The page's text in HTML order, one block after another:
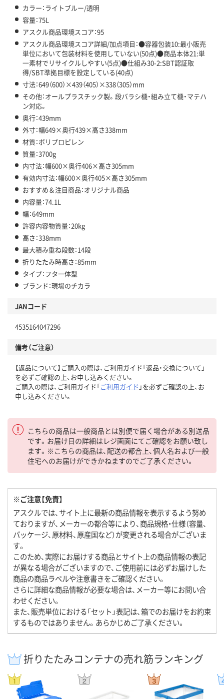
カラー：ライトブルー/透明
容量：75L
アスクル商品環境スコア：95
アスクル商品環境スコア詳細/加点項目：●容器包装10:最小販売
単位において包装材料を使用していない(50点)●商品本体21:単
一素材でリサイクルしやすい(5点)●仕組み30-2:SBT認証取
得/SBT準拠目標を設定している(40点)
寸法：649（600）×439（405）×338（305）mm
その他：オールプラスチック製。段バラシ機・組み立て機・マテハ
ン対応。
奥行：439mm
外寸：幅649×奥行439×高さ338mm
材質：ポリプロピレン
質量：3700g
内寸法：幅600×奥行406×高さ305mm
有効内寸法：幅600×奥行405×高さ305mm
おすすめ＆注目商品：オリジナル商品
内容量：74.1L
幅：649mm
許容内容物質量：20kg
高さ：338mm
最大積み重ね段数：14段
折りたたみ時高さ：85mm
タイプ：フタ一体型
ブランド：現場のチカラ
JANコード
4535164047296
備考（ご注意）
【返品について】ご購入の際は、ご利用ガイド「返品・交換について」
を必ずご確認の上、お申し込みください。
ご購入の際は、ご利用ガイド「ご利用ガイド 」を必ずご確認の上、お
申し込みください。
こちらの商品は一般商品とは別便で届く場合がある別送品
です。お届け日の詳細はレジ画面にてご確認をお願い致し
ます。※こちらの商品は、配送の都合上、個人名および一般
住宅へのお届けができかねますのでご了承ください。
※ご注意【免責】
アスクルでは、サイト上に最新の商品情報を表示するよう努め
ておりますが、メーカーの都合等により、商品規格・仕様（容量、
パッケージ、原材料、原産国など）が変更される場合がございま
す。
このため、実際にお届けする商品とサイト上の商品情報の表記
が異なる場合がございますので、ご使用前には必ずお届けした
商品の商品ラベルや注意書きをご確認ください。
さらに詳細な商品情報が必要な場合は、メーカー等にお問い合
わせください。
また、販売単位における「セット」表記は、箱でのお届けをお約束
するものではありません。あらかじめご了承ください。
折りたたみコンテナの売れ筋ランキング